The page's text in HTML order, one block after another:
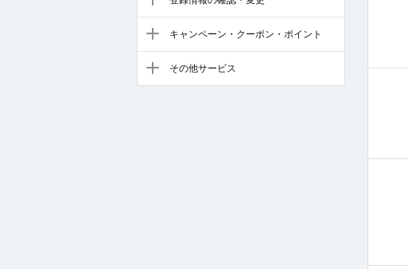
キャンペーン・クーポン・ポイント
その他サービス